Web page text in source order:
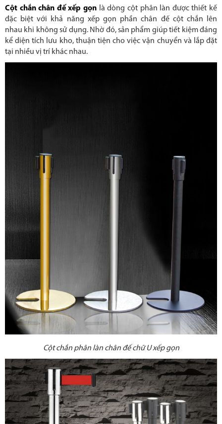
Cột chắn chân đế xếp gọn là dòng cột phân làn được thiết kế
đặc biệt với khả năng xếp gọn phần chân đế cột chắn lên
nhau khi không sử dụng. Nhờ đó, sản phẩm giúp tiết kiệm đáng
kể diện tích lưu kho, thuận tiện cho việc vận chuyển và lắp đặt
tại nhiều vị trí khác nhau.
Cột chắn phân làn chân đế chữ U xếp gọn